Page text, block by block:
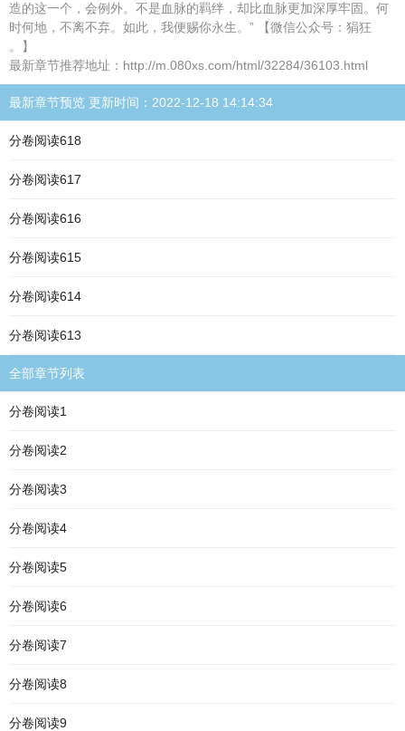
造的这一个，会例外。不是血脉的羁绊，却比血脉更加深厚牢固。何
时何地，不离不弃。如此，我便赐你永生。” 【微信公众号：狷狂
。】
最新章节推荐地址：http://m.080xs.com/html/32284/36103.html
最新章节预览 更新时间：2022-12-18 14:14:34
分卷阅读618
分卷阅读617
分卷阅读616
分卷阅读615
分卷阅读614
分卷阅读613
全部章节列表
分卷阅读1
分卷阅读2
分卷阅读3
分卷阅读4
分卷阅读5
分卷阅读6
分卷阅读7
分卷阅读8
分卷阅读9